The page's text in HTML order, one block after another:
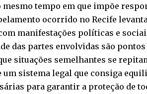
mesmo tempo em que impõe
ocorrido no Recife
manifestações políticas e
das partes envolvidas são
situações semelhantes se
sistema legal que consiga
para garantir a proteção de